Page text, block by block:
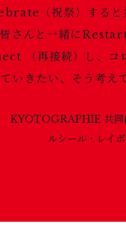
（祝祭）すると
さんと一緒にRestart
（再接続）し、コ
きたい、そう考え
KYOTOGRAPHIE 共同
ルシール・レイ